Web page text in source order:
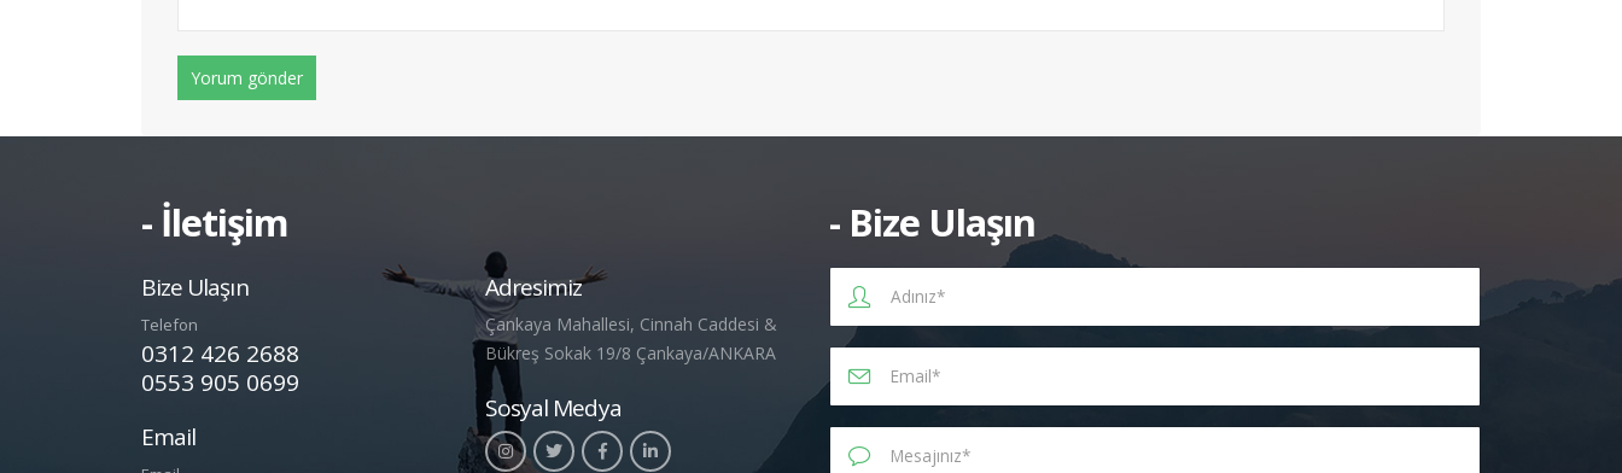
- İletişim
Bize Ulaşın
Telefon
0312 426 2688
0553 905 0699
Email
Adresimiz
Çankaya Mahallesi, Cinnah Caddesi &
Bükreş Sokak 19/8 Çankaya/ANKARA
Sosyal Medya
- Bize Ulaşın